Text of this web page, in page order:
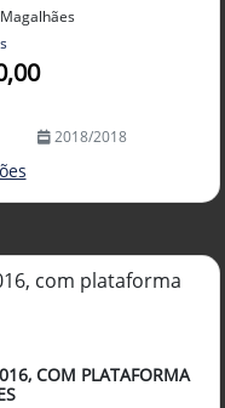
2018/2018
COM PLATAFORMA